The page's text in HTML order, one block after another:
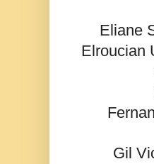
Eliane
Elroucian
Gil